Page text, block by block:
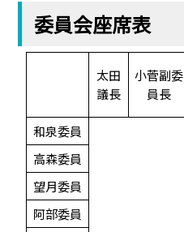
委員会座席表
太田
議長
小菅副委
員長
和泉委員
高森委員
望月委員
阿部委員